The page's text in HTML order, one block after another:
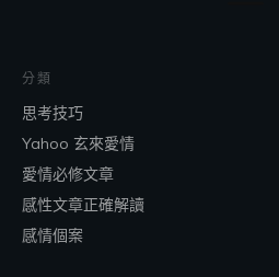
分類
思考技巧
Yahoo 玄來愛情
愛情必修文章
感性文章正確解讀
感情個案